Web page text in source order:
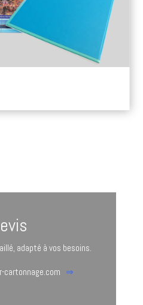
adapté à vos besoins.
cartonnage.com ⇒